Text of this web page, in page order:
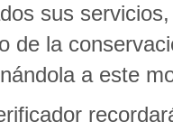
sus
de la
a este